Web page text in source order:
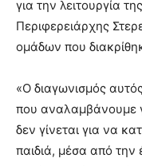
για την λειτουργία
Περιφερειάρχης
ομάδων που
«Ο διαγωνισμός
που αναλαμβάνουμε
δεν γίνεται για να
παιδιά, μέσα από